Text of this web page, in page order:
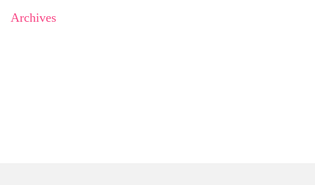
Archives